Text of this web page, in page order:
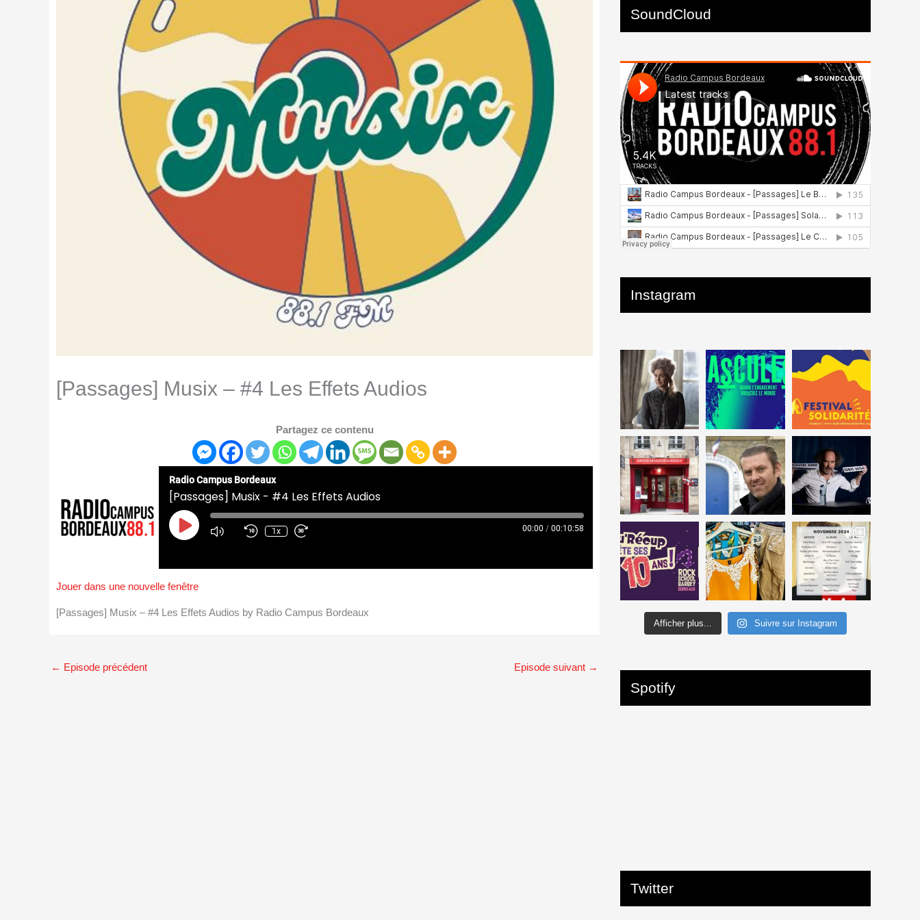
[Passages] Musix – #4 Les Effets Audios
Partagez ce contenu
Radio Campus Bordeaux
[Passages] Musix - #4 Les Effets Audios
Play
Episode
1x 00:00 / 00:10:58
Jouer dans une nouvelle fenêtre
[Passages] Musix – #4 Les Effets Audios by Radio Campus Bordeaux
← Episode précédent Episode suivant →
SoundCloud
Instagram
Afficher plus... Suivre sur Instagram
Spotify
Twitter